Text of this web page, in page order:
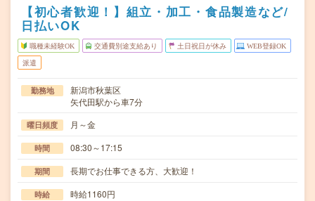
【初心者歓迎！】組立・加工・食品製造など/
日払いOK
職種未経験OK 交通費別途支給あり 土日祝日が休み WEB登録OK
派遣
勤務地
新潟市秋葉区
矢代田駅から車7分
曜日頻度 月～金
時間 08:30～17:15
期間 長期でお仕事できる方、大歓迎！
時給 時給1160円